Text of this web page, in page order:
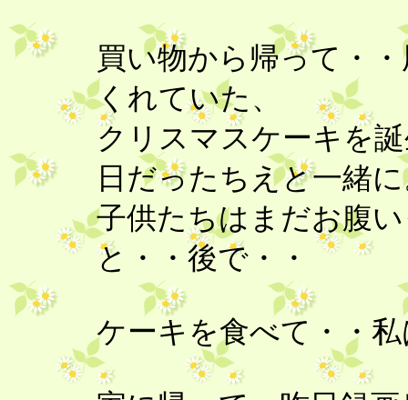
買い物から帰って・
くれていた、
クリスマスケーキを
日だったちえと一緒
子供たちはまだお腹
と・・後で・・
ケーキを食べて・・